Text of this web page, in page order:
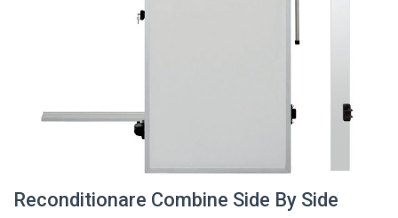
Reconditionare Combine Side By Side